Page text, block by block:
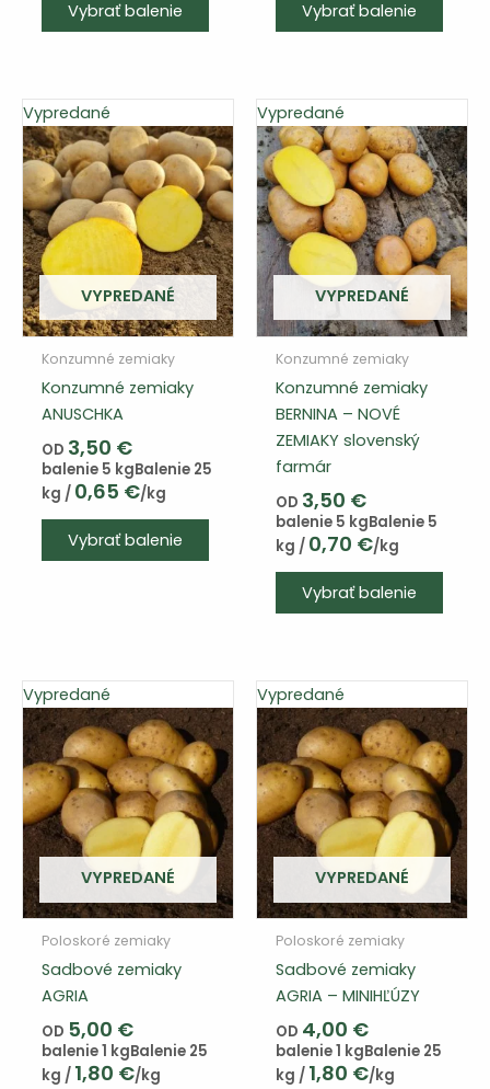
Vybrať balenie Vybrať balenie
Vypredané
VYPREDANÉ
Konzumné zemiaky
Konzumné zemiaky
ANUSCHKA
OD 3,50 €
balenie 5 kgBalenie 25
kg / 0,65 €/kg
Vybrať balenie
Vypredané
VYPREDANÉ
Konzumné zemiaky
Konzumné zemiaky
BERNINA – NOVÉ
ZEMIAKY slovenský
farmár
OD 3,50 €
balenie 5 kgBalenie 5
kg / 0,70 €/kg
Vybrať balenie
Tento
si
na
Vypredané
VYPREDANÉ
Poloskoré zemiaky
Sadbové zemiaky
AGRIA
OD 5,00 €
balenie 1 kgBalenie 25
kg / 1,80 €/kg
Vypredané
VYPREDANÉ
Poloskoré zemiaky
Sadbové zemiaky
AGRIA – MINIHĽÚZY
OD 4,00 €
balenie 1 kgBalenie 25
kg / 1,80 €/kg